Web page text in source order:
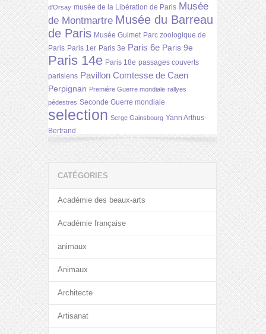
d'Orsay musée de la Libération de Paris Musée
de Montmartre Musée du Barreau
de Paris Musée Guimet Parc zoologique de
Paris Paris 1er Paris 3e Paris 6e Paris 9e
Paris 14e Paris 18e passages couverts
parisiens Pavillon Comtesse de Caen
Perpignan Première Guerre mondiale rallyes
pédestres Seconde Guerre mondiale
selection Serge Gainsbourg Yann Arthus-
Bertrand
CATÉGORIES
Académie des beaux-arts
Académie française
animaux
Animaux
Architecte
Artisanat